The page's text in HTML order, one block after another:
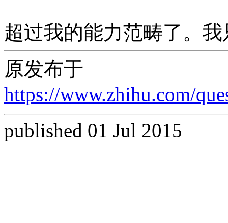
超过我的能力范畴了。
原发布于
https://www.zhihu.com/
published 01 Jul 2015